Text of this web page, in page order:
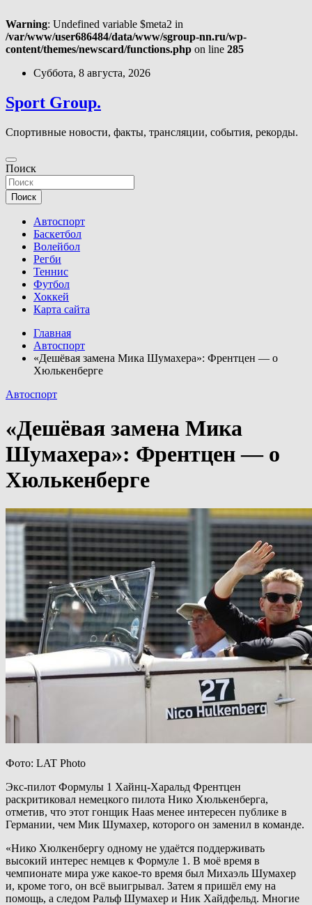
Warning: Undefined variable $meta2 in
/var/www/user686484/data/www/sgroup-nn.ru/wp-
content/themes/newscard/functions.php on line 285
Перейти
содержимому
Суббота, 8 августа, 2026
Sport Group.
Спортивные новости, факты, трансляции, события, рекорды.
Поиск
Поиск
Автоспорт
Баскетбол
Волейбол
Регби
Теннис
Футбол
Хоккей
Карта сайта
Главная
Автоспорт
«Дешёвая замена Мика Шумахера»: Френтцен — о
Хюлькенберге
Автоспорт
«Дешёвая замена Мика
Шумахера»: Френтцен — о
Хюлькенберге
Фото: LAT Photo
Экс-пилот Формулы 1 Хайнц-Харальд Френтцен
раскритиковал немецкого пилота Нико Хюлькенберга,
отметив, что этот гонщик Haas менее интересен публике в
Германии, чем Мик Шумахер, которого он заменил в команде.
«Нико Хюлкенбергу одному не удаётся поддерживать
высокий интерес немцев к Формуле 1. В моё время в
чемпионате мира уже какое-то время был Михаэль Шумахер
и, кроме того, он всё выигрывал. Затем я пришёл ему на
помощь, а следом Ральф Шумахер и Ник Хайдфельд. Многие